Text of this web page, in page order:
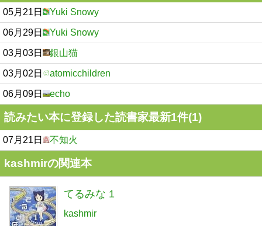
05月21日 Yuki Snowy
06月29日 Yuki Snowy
03月03日 銀山猫
03月02日 atomicchildren
06月09日 echo
読みたい本に登録した読書家最新1件(1)
07月21日 不知火
kashmirの関連本
てるみな 1
kashmir